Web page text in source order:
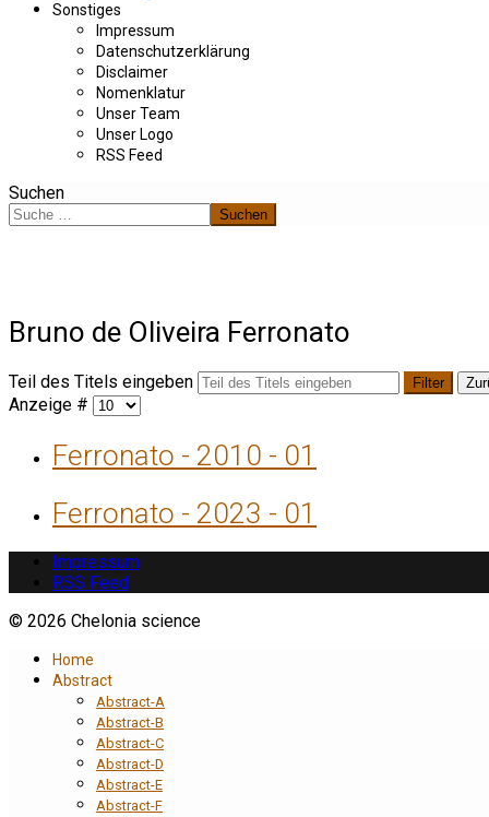
Sonstiges
Impressum
Datenschutzerklärung
Disclaimer
Nomenklatur
Unser Team
Unser Logo
RSS Feed
Suchen
Suchen
Bruno de Oliveira Ferronato
Teil des Titels eingeben Filter
Anzeige #
Ferronato - 2010 - 01
Ferronato - 2023 - 01
Impressum
RSS Feed
© 2026 Chelonia science
Home
Abstract
Abstract-A
Abstract-B
Abstract-C
Abstract-D
Abstract-E
Abstract-F